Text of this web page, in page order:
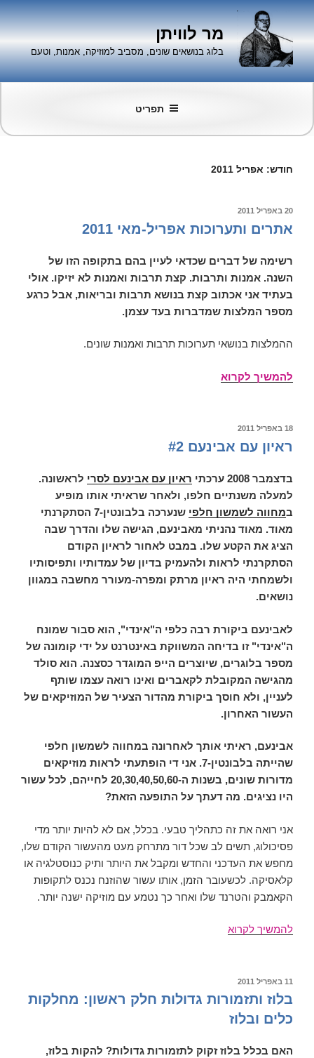
דילוג
לתוכן
מר לוויתן
בלוג בנושאים שונים, מסביב למוזיקה, אמנות, וטעם
תפריט
חודש: אפריל 2011
פורסם
20 באפריל 2011
אתרים ותערוכות אפריל-מאי 2011
רשימה של דברים שכדאי לעיין בהם בתקופה הזו של
השנה. אמנות ותרבות. קצת תרבות ואמנות לא יזיקו. אולי
בעתיד אני אכתוב קצת בנושא תרבות ובריאות, אבל כרגע
מספר המלצות שמדברות בעד עצמן.
ההמלצות בנושאי תערוכות תרבות ואמנות שונים.
להמשיך לקרוא
פורסם
18 באפריל 2011
ראיון עם אבינעם #2
בדצמבר 2008 ערכתי ראיון עם אבינעם לסרי לראשונה.
למעלה משנתיים חלפו, ולאחר שראיתי אותו מופיע
במחווה לשמשון חלפי
שנערכה בלבונטין-7 הסתקרנתי
מאוד. מאוד נהניתי מאבינעם, הגישה שלו והדרך שבה
הציג את הקטע שלו. במבט לאחור לראיון הקודם
הסתקרנתי לראות ולהעמיק בדיון של עמדותיו ותפיסותיו
ולשמחתי היה ראיון מרתק ומפרה-מעורר מחשבה במגוון
נושאים.
לאבינעם ביקורת רבה כלפי ה"אינדי", הוא סבור שמונח
ה"אינדי" זו בדיחה המשווקת באינטרנט על ידי קומונה של
מספר בלוגרים, שיוצרים הייפ המוגדר כסצנה. הוא סולד
מהגישה המקובלת לקאברים ואינו רואה עצמו שותף
לעניין, ולא חוסך ביקורת מהדור הצעיר של המוזיקאים של
העשור האחרון.
אבינעם, ראיתי אותך לאחרונה במחווה לשמשון חלפי
שהייתה בלבונטין-7. אני די הופתעתי לראות מוזיקאים
מדורות שונים, בשנות ה-20,30,40,50,60 לחייהם, לכל עשור
היו נציגים. מה דעתך על התופעה הזאת?
אני רואה את זה כתהליך טבעי. בכלל, אם לא להיות יותר מדי
פסיכולוג, תשים לב שכל דור מתרחק מעט מהעשור הקודם שלו,
מחפש את העדכני והחדש ומקבל את היותר ותיק כנוסטלגיה או
קלאסיקה. לכשעובר הזמן, אותו עשור שהוזנח נכנס לתקופות
הקאמבק והטרנד שלו ואחר כך נטמע עם מוזיקה ישנה יותר.
להמשיך לקרוא
פורסם
11 באפריל 2011
בלוז ותזמורות גדולות חלק ראשון: מחלקות
כלים ובלוז
האם בכלל בלוז זקוק לתזמורות גדולות? להקות בלוז,